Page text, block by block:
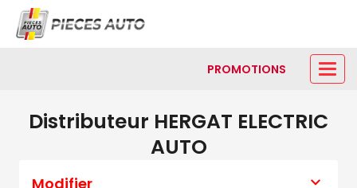
PROMOTIONS
Distributeur HERGAT ELECTRIC
AUTO
Modifier